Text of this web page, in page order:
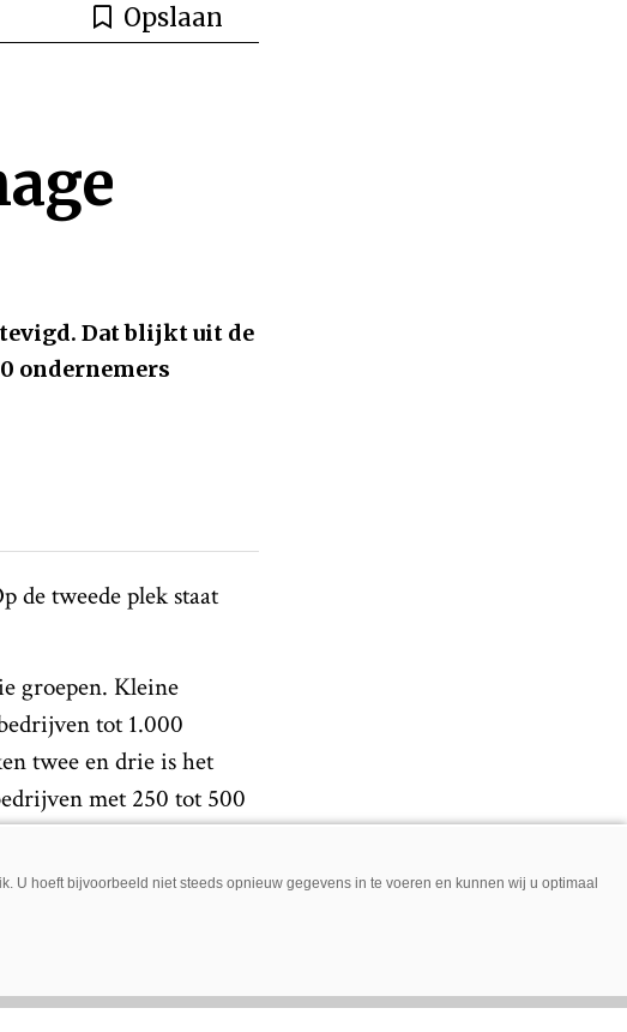
Opslaan
Dat blijkt uit de
ondernemers
de tweede plek staat
groepen. Kleine
tot 1.000
twee en drie is het
met 250 tot 500
staan de
U hoeft bijvoorbeeld niet steeds opnieuw gegevens in te voeren en kunnen wij u optimaal